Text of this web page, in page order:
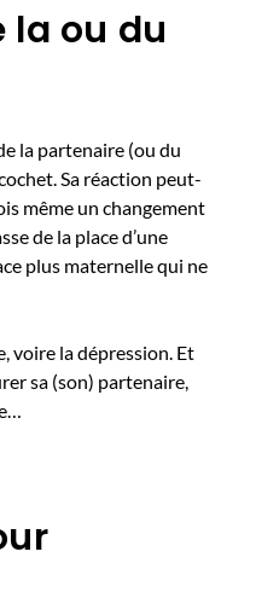
la ou du
la partenaire (ou du
Sa réaction peut-
même un changement
de la place d’une
plus maternelle qui ne
voire la dépression. Et
sa (son) partenaire,